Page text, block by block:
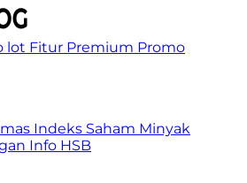
lot Fitur Premium Promo
Indeks Saham Minyak
Info HSB